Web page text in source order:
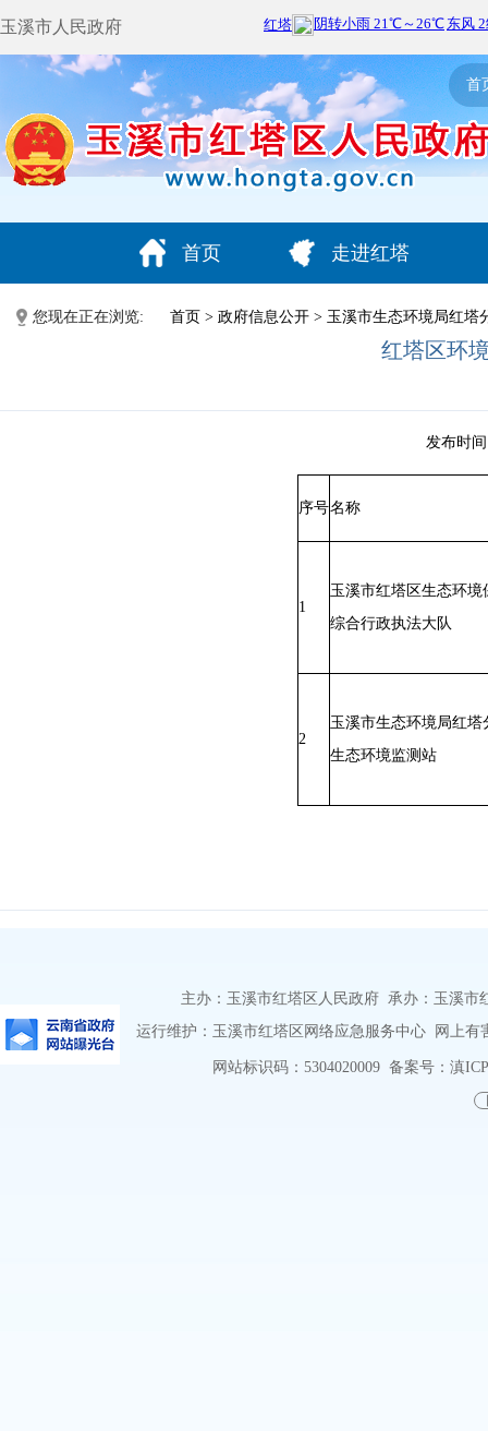
玉溪市人民政府
首
首页 走进红塔
您现在正在浏览: 首页 > 政府信息公开 > 玉溪市生态环境局红塔
红塔区环
发布时间
序号名称
1
玉溪市红塔区生态环境
综合行政执法大队
2
玉溪市生态环境局红塔
生态环境监测站
主办：玉溪市红塔区人民政府 承办：玉溪市
运行维护：玉溪市红塔区网络应急服务中心 网上有
网站标识码：5304020009备案号：滇